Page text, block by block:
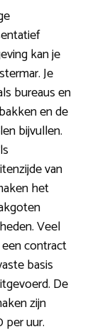
kan je
Je
bureaus en
en de
bijvullen.
van
het
Veel
contract
basis
De
zijn
per uur.